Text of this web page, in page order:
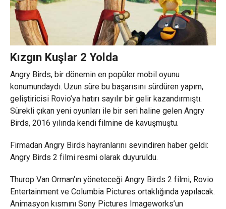
Kızgın Kuşlar 2 Yolda
Angry Birds, bir dönemin en popüler mobil oyunu
konumundaydı. Uzun süre bu başarısını sürdüren yapım,
geliştiricisi Rovio’ya hatırı sayılır bir gelir kazandırmıştı.
Sürekli çıkan yeni oyunları ile bir seri haline gelen Angry
Birds, 2016 yılında kendi filmine de kavuşmuştu.
Firmadan Angry Birds hayranlarını sevindiren haber geldi:
Angry Birds 2 filmi resmi olarak duyuruldu.
Thurop Van Orman‘ın yöneteceği Angry Birds 2 filmi, Rovio
Entertainment ve Columbia Pictures ortaklığında yapılacak.
Animasyon kısmını Sony Pictures Imageworks’un